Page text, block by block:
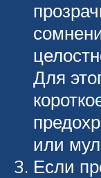
Для
или
Если